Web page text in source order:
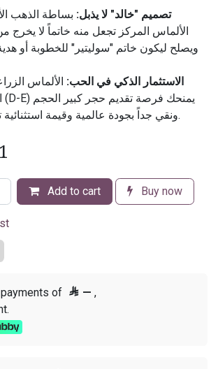
تصميم "خالد" لا يذبل: بساطة الذهب
الألماس المركز تجعل منه خاتماً لا يخرج
ويصلح ليكون خاتم "سوليتير" للخطوبة أو
الاستثمار الذكي في الحب: الألماس
ونقي جداً بجودة عالمية وقيمة استثنائية تليق بالمناسبة.
Add to cart Buy now
of  — ,